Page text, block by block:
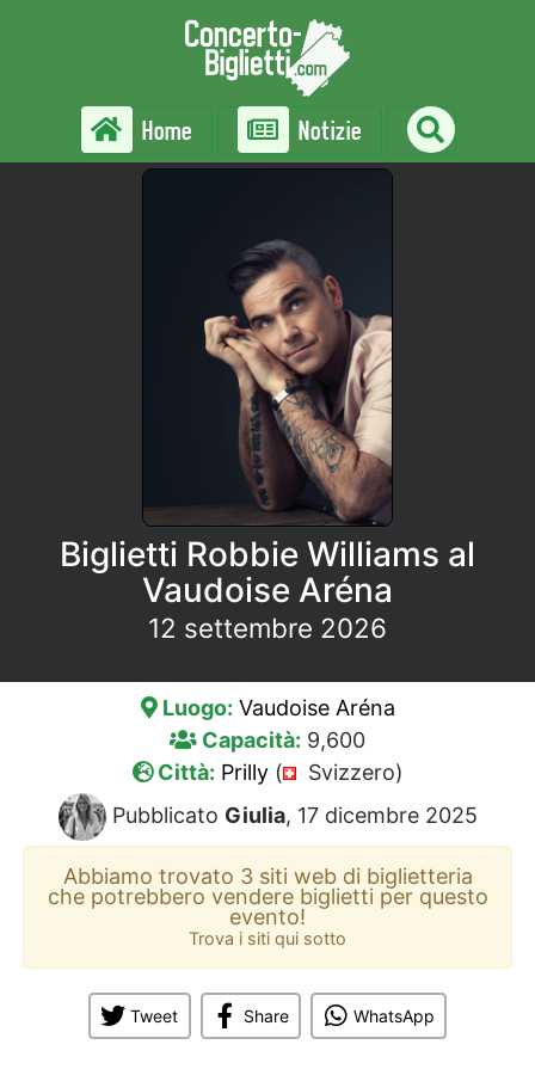
Home Notizie
Biglietti Robbie Williams al
Vaudoise Aréna
12 settembre 2026
Luogo: Vaudoise Aréna
Capacità: 9,600
Città: Prilly(
Svizzero)
Pubblicato Giulia, 17 dicembre 2025
Abbiamo trovato 3 siti web di biglietteria
che potrebbero vendere biglietti per questo
evento!
Trova i siti qui sotto
Tweet Share WhatsApp